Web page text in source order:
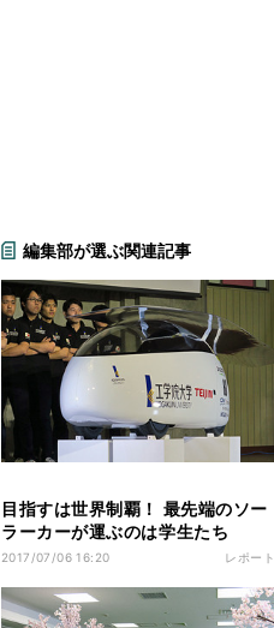
編集部が選ぶ関連記事
目指すは世界制覇！ 最先端のソー
ラーカーが運ぶのは学生たち
の“夢”
2017/07/06 16:20 レポート